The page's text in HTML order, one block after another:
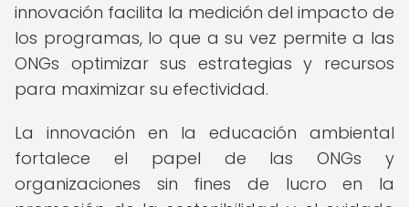
innovación facilita la medición del impacto de
los programas, lo que a su vez permite a las
ONGs optimizar sus estrategias y recursos
para maximizar su efectividad.
La innovación en la educación ambiental
fortalece el papel de las ONGs y
organizaciones sin fines de lucro en la